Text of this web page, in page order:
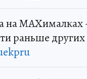
на MAXималках
раньше других